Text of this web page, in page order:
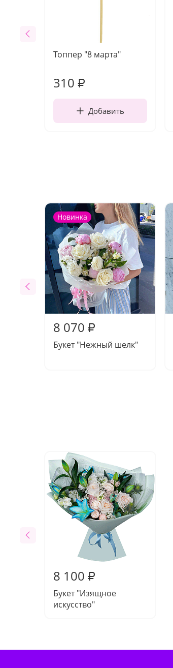
Топпер "8 марта"
310 ₽
Добавить
Новинка
8 070 ₽
Букет "Нежный шелк"
8 100 ₽
Букет "Изящное
искусство"